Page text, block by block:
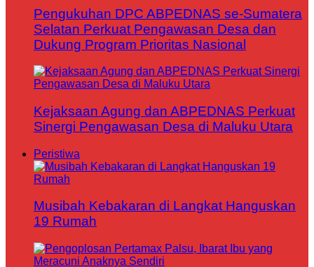
Pengukuhan DPC ABPEDNAS se-Sumatera
Selatan Perkuat Pengawasan Desa dan
Dukung Program Prioritas Nasional
Kejaksaan Agung dan ABPEDNAS Perkuat
Sinergi Pengawasan Desa di Maluku Utara
Peristiwa
Musibah Kebakaran di Langkat Hanguskan
19 Rumah